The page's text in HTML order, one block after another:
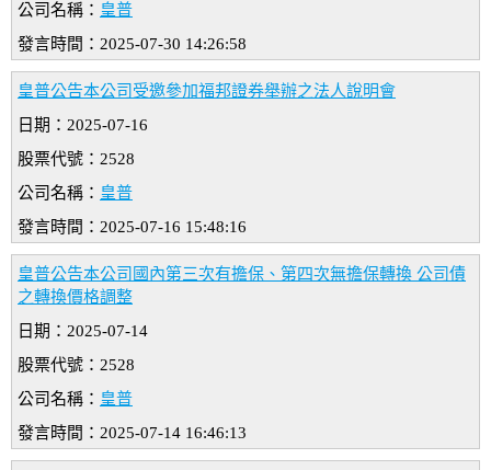
公司名稱： 皇普
發言時間：2025-07-30 14:26:58
皇普公告本公司受邀參加福邦證券舉辦之法人說明會
日期：2025-07-16
股票代號：2528
公司名稱： 皇普
發言時間：2025-07-16 15:48:16
皇普公告本公司國內第三次有擔保、第四次無擔保轉換 公司債
之轉換價格調整
日期：2025-07-14
股票代號：2528
公司名稱： 皇普
發言時間：2025-07-14 16:46:13